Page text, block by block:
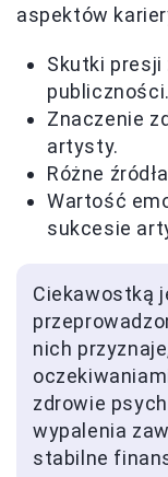
aspektów
Skutki presji
publiczności.
Znaczenie
artysty.
Różne
Wartość
sukcesie
Ciekawostką
nich
zdrowie
wypalenia
stabilne